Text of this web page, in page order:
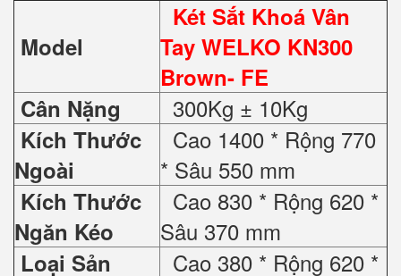
Model
Két Sắt Khoá Vân
Tay WELKO KN300
Brown- FE
Cân Nặng
300Kg ± 10Kg
Kích Thước
Ngoài
Cao 1400 * Rộng 770
* Sâu 550 mm
Kích Thước
Ngăn Kéo
Cao 830 * Rộng 620 *
Sâu 370 mm
Loại Sản
Cao 380 * Rộng 620 *